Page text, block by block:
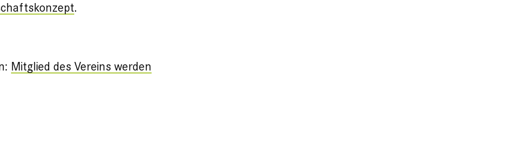
.
Mitglied des Vereins werden